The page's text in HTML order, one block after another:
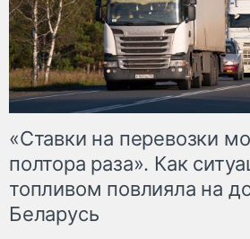
«Ставки на перевозки
полтора раза». Как
топливом повлияла на
Беларусь